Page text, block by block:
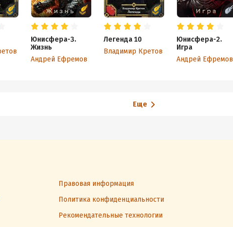
Юнисфера-3.
Жизнь
Андрей Ефремов
Легенда 10
Владимир Кретов
Юнисфера-2.
Игра
Андрей Ефремов
Еще
Правовая информация
Политика конфиденциальности
Рекомендательные технологии